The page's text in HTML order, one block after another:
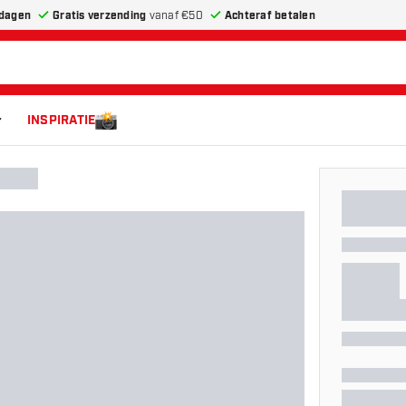
Gratis verzending vanaf €50 Achteraf betalen
INSPIRATIE